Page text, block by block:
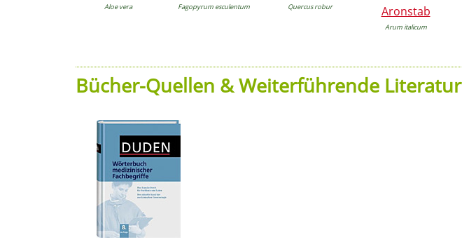
Aloe vera Fagopyrum esculentum Quercus robur
Aronstab
Arum italicum
Bücher-Quellen & Weiterführende Literatur